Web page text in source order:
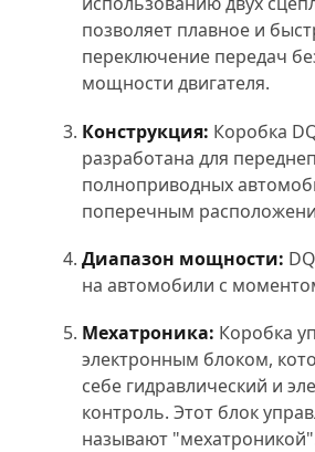
позволяет плавное и
переключение передач
мощности двигателя.
Конструкция: Коробка
разработана для
полноприводных
поперечным
Диапазон мощности:
на автомобили с
Мехатроника: Коробка
электронным блоком,
себе гидравлический и
контроль. Этот блок
называют